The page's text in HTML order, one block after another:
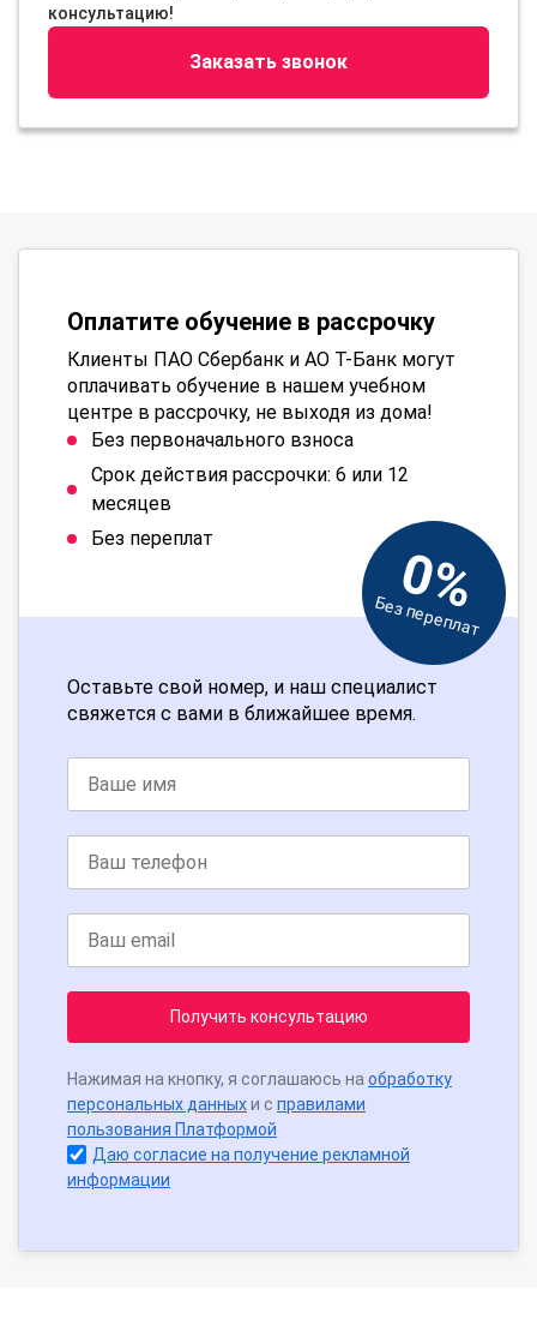
консультацию!
Заказать звонок
Оплатите обучение в рассрочку
Клиенты ПАО Сбербанк и АО Т-Банк могут
оплачивать обучение в нашем учебном
центре в рассрочку, не выходя из дома!
Без первоначального взноса
Срок действия рассрочки: 6 или 12
месяцев
Без переплат
0%
Без переплат
Оставьте свой номер, и наш специалист
свяжется с вами в ближайшее время.
Получить консультацию
Нажимая на кнопку, я соглашаюсь на обработку
персональных данныхи с правилами
пользования Платформой
Даю согласие на получение рекламной
информации